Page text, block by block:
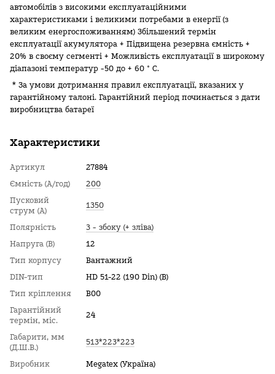
автомобілів з високими експлуатаційними
характеристиками і великими потребами в енергії (з
великим енергоспоживанням) Збільшений термін
експлуатації акумулятора + Підвищена резервна ємність +
20% в своєму сегменті + Можливість експлуатації в широкому
діапазоні температур -50 до + 60 ° C.
* За умови дотримання правил експлуатації, вказаних у
гарантійному талоні. Гарантійний період починається з дати
виробництва батареї
Характеристики
Артикул
27884
Ємність (А/год)
200
Пусковий
струм (А)
1350
Полярність
3 - збоку (+ зліва)
Напруга (В)
12
Тип корпусу
Вантажний
DIN-тип
HD 51-22 (190 Din) (B)
Тип кріплення
B00
Гарантійний
термін, міс.
24
Габарити, мм
(Д.Ш.В.)
513*223*223
Виробник
Megatex (Україна)